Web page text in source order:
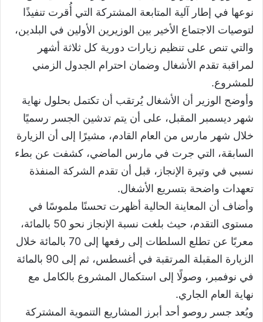
نوعها في إطار آلية المتابعة المشتركة التي أُقرت تنفيذًا
لتوصيات الاجتماع الأخير بين الوزيرين الأولين في البلدين،
والتي تنص على تنظيم زيارات دورية كل ثلاثة أشهر
لمراقبة تقدم الأشغال وضمان احترام الجدول الزمني
للمشروع.
وأوضح الوزير أن الأشغال يُرتقب أن تكتمل بحلول نهاية
شهر ديسمبر المقبل، على أن يتم تدشين الجسر رسميًا
خلال شهر مارس من العام القادم، مشيرًا إلى أن الزيارة
السابقة، التي جرت في مارس الماضي، كشفت عن بطء
نسبي في وتيرة الإنجاز، قبل أن تقدم الشركة المنفذة
تعهدات واضحة بتسريع الأشغال.
وأضاف أن المعاينة الحالية أظهرت تحسنًا ملموسًا في
مستوى التقدم، حيث بلغت نسبة الإنجاز نحو 50 بالمائة،
معربًا عن تطلع السلطات إلى رفعها إلى 70 بالمائة خلال
الزيارة المقبلة المرتقبة في أغسطس، ثم إلى 90 بالمائة
في نوفمبر، وصولًا إلى استكمال المشروع بالكامل مع
نهاية العام الجاري.
ويُعد جسر روصو أحد أبرز المشاريع التنموية المشتركة